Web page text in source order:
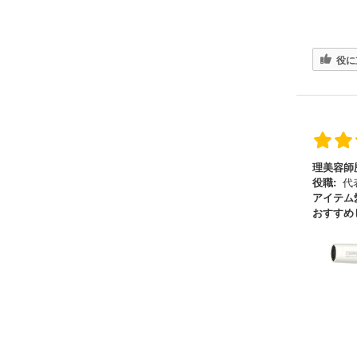
役
理美容師
役職: 代
アイテム
おすす